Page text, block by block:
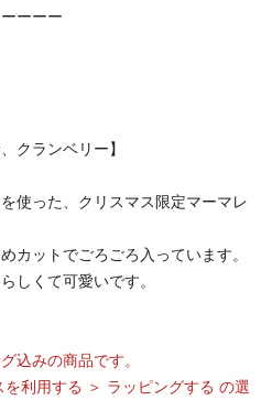
ーーー
クランベリー】
使った、クリスマス限定マーマレ
カットでごろごろ入っています。
しくて可愛いです。
込みの商品です。
利用する ＞ ラッピングする の選